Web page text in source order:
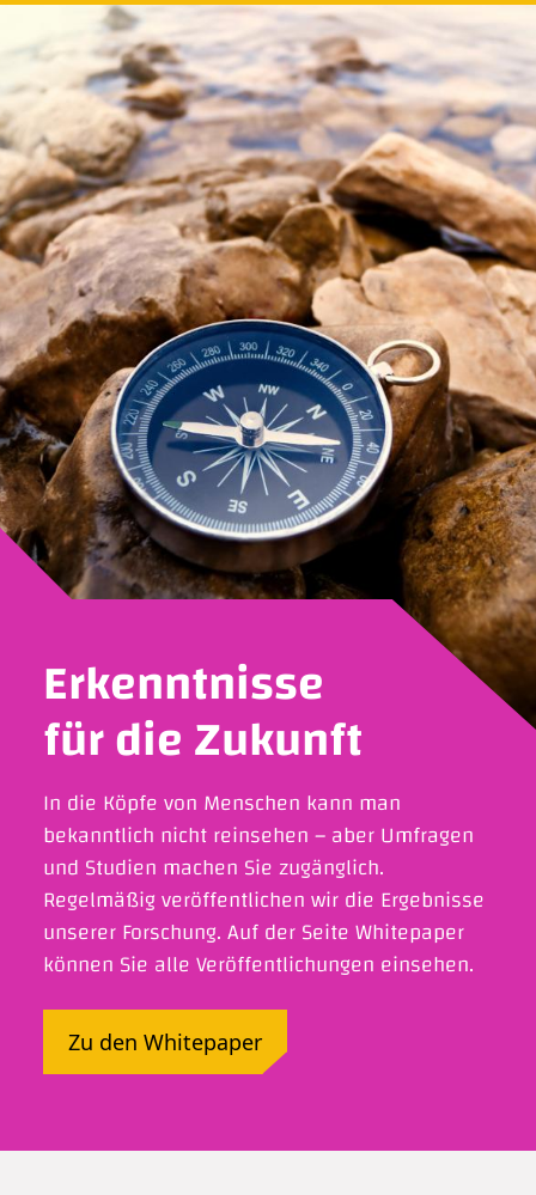
Erkenntnisse
für die Zukunft
In die Köpfe von Menschen kann man
bekanntlich nicht reinsehen – aber Umfragen
und Studien machen Sie zugänglich.
Regelmäßig veröffentlichen wir die Ergebnisse
unserer Forschung. Auf der Seite Whitepaper
können Sie alle Veröffentlichungen einsehen.
Zu den Whitepaper